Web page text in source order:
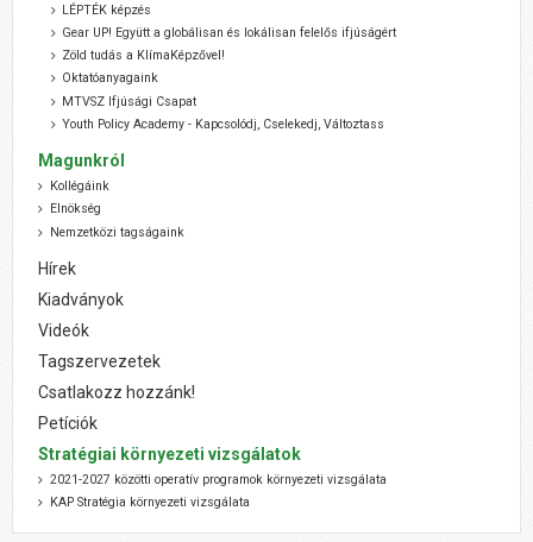
LÉPTÉK képzés
Gear UP! Együtt a globálisan és lokálisan felelős ifjúságért
Zöld tudás a KlímaKépzővel!
Oktatóanyagaink
MTVSZ Ifjúsági Csapat
Youth Policy Academy - Kapcsolódj, Cselekedj, Változtass
Magunkról
Kollégáink
Elnökség
Nemzetközi tagságaink
Hírek
Kiadványok
Videók
Tagszervezetek
Csatlakozz hozzánk!
Petíciók
Stratégiai környezeti vizsgálatok
2021-2027 közötti operatív programok környezeti vizsgálata
KAP Stratégia környezeti vizsgálata